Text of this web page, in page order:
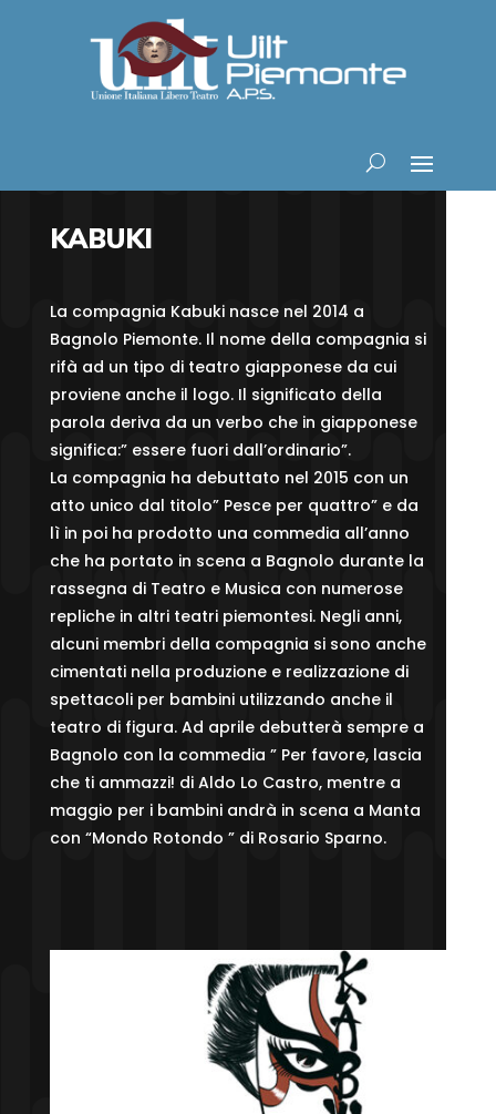
KABUKI
La compagnia Kabuki nasce nel 2014 a
Bagnolo Piemonte. Il nome della compagnia si
rifà ad un tipo di teatro giapponese da cui
proviene anche il logo. Il significato della
parola deriva da un verbo che in giapponese
significa:” essere fuori dall’ordinario”.
La compagnia ha debuttato nel 2015 con un
atto unico dal titolo” Pesce per quattro” e da
lì in poi ha prodotto una commedia all’anno
che ha portato in scena a Bagnolo durante la
rassegna di Teatro e Musica con numerose
repliche in altri teatri piemontesi. Negli anni,
alcuni membri della compagnia si sono anche
cimentati nella produzione e realizzazione di
spettacoli per bambini utilizzando anche il
teatro di figura. Ad aprile debutterà sempre a
Bagnolo con la commedia ” Per favore, lascia
che ti ammazzi! di Aldo Lo Castro, mentre a
maggio per i bambini andrà in scena a Manta
con “Mondo Rotondo ” di Rosario Sparno.